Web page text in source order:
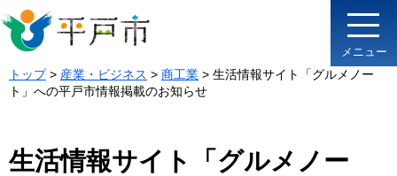
メニュー
トップ> 産業・ビジネス > 商工業 > 生活情報サイト「グルメノー
ト」への平戸市情報掲載のお知らせ
生活情報サイト「グルメノー